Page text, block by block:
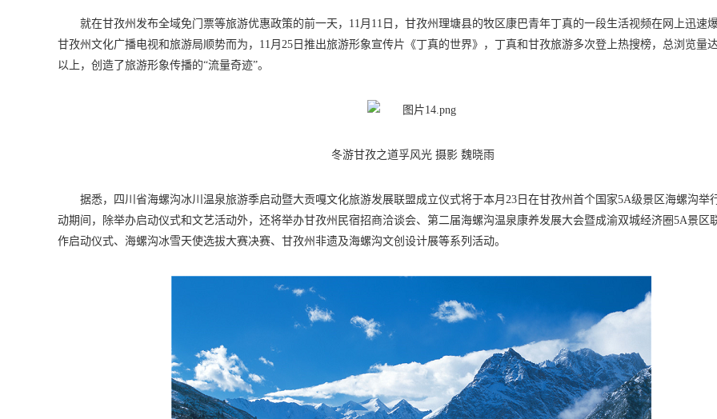
就在甘孜州发布全域免门票等旅游优惠政策的前一天，11月11日，甘孜州理塘县的牧区康巴青年丁真的一段生活视频在网上迅速爆
甘孜州文化广播电视和旅游局顺势而为，11月25日推出旅游形象宣传片《丁真的世界》，丁真和甘孜旅游多次登上热搜榜，总浏览量
以上，创造了旅游形象传播的“流量奇迹”。
冬游甘孜之道孚风光 摄影 魏晓雨
据悉，四川省海螺沟冰川温泉旅游季启动暨大贡嘎文化旅游发展联盟成立仪式将于本月23日在甘孜州首个国家5A级景区海螺沟举
动期间，除举办启动仪式和文艺活动外，还将举办甘孜州民宿招商洽谈会、第二届海螺沟温泉康养发展大会暨成渝双城经济圈5A景区
作启动仪式、海螺沟冰雪天使选拔大赛决赛、甘孜州非遗及海螺沟文创设计展等系列活动。